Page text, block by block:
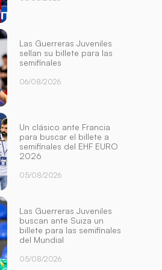
Las Guerreras Juveniles
sellan su billete para las
semifinales
06/08/2026
Un clásico ante Francia
para buscar el billete a
semifinales del EHF EURO
2026
05/08/2026
Las Guerreras Juveniles
buscan ante Suiza un
billete para las semifinales
del Mundial
05/08/2026